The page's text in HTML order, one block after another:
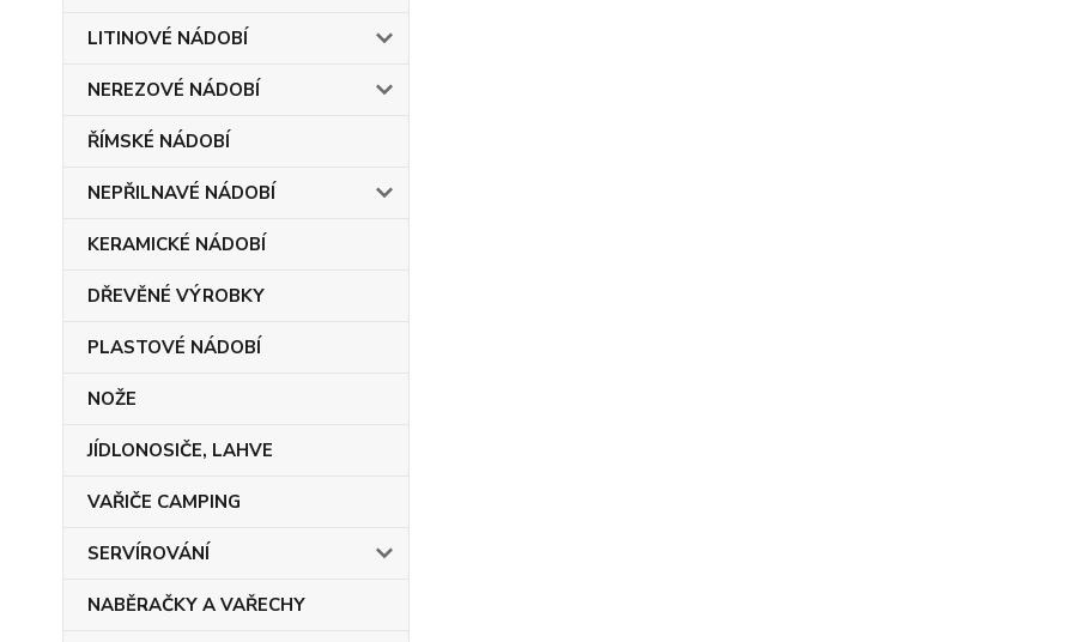
LITINOVÉ NÁDOBÍ
NEREZOVÉ NÁDOBÍ
ŘÍMSKÉ NÁDOBÍ
NEPŘILNAVÉ NÁDOBÍ
KERAMICKÉ NÁDOBÍ
DŘEVĚNÉ VÝROBKY
PLASTOVÉ NÁDOBÍ
NOŽE
JÍDLONOSIČE, LAHVE
VAŘIČE CAMPING
SERVÍROVÁNÍ
NABĚRAČKY A VAŘECHY